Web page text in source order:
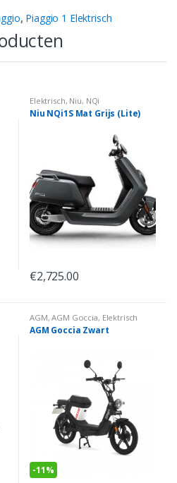
, Piaggio 1 Elektrisch
Elektrisch, Niu, NQi
Niu NQi1S Mat Grijs (Lite)
€2,725.00
AGM,AGM Goccia, Elektrisch
AGM Goccia Zwart
-11%